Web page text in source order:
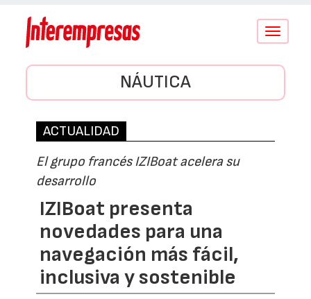
Conmutar
NÁUTICA
ACTUALIDAD
El grupo francés IZIBoat acelera su
desarrollo
IZIBoat presenta
novedades para una
navegación más fácil,
inclusiva y sostenible